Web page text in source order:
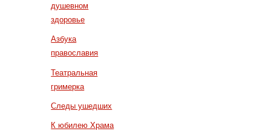
душевном
здоровье
Азбука
православия
Театральная
гримерка
Следы ушедших
К юбилею Храма